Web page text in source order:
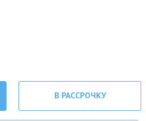
В РАССРОЧКУ